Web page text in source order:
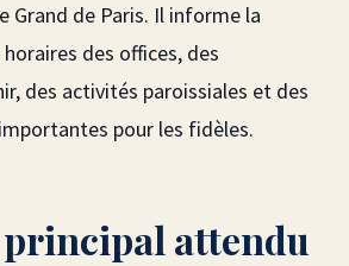
Grand de Paris. Il informe la
des offices, des
des activités paroissiales et des
pour les fidèles.
attendu